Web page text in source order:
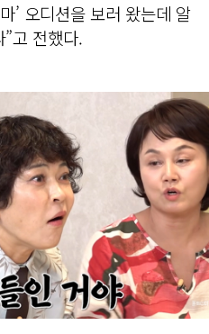
’ 오디션을 보러 왔는데 알
고 전했다.